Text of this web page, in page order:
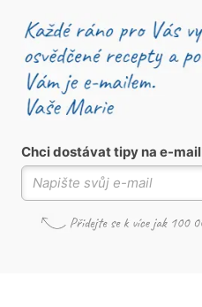
Chci dostávat tipy na e-mail